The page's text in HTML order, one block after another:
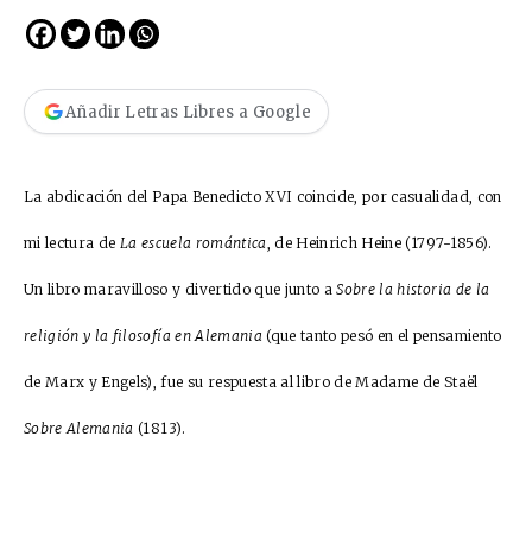
Añadir Letras Libres a Google
La abdicación del Papa Benedicto XVI coincide, por casualidad, con
mi lectura de La escuela romántica, de Heinrich Heine (1797-1856).
Un libro maravilloso y divertido que junto aSobre la historia de la
religión y la filosofía en Alemania (que tanto pesó en el pensamiento
de Marx y Engels), fue su respuesta al libro de Madame de Staël
Sobre Alemania (1813).